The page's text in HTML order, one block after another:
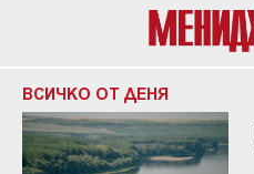
ВСИЧКО ОТ ДЕНЯ